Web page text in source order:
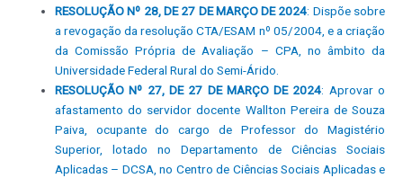
RESOLUÇÃO Nº 28, DE 27 DE MARÇO DE 2024: Dispõe sobre
a revogação da resolução CTA/ESAM nº 05/2004, e a criação
da Comissão Própria de Avaliação – CPA, no âmbito da
Universidade Federal Rural do Semi-Árido.
RESOLUÇÃO Nº 27, DE 27 DE MARÇO DE 2024: Aprovar o
afastamento do servidor docente Wallton Pereira de Souza
Paiva, ocupante do cargo de Professor do Magistério
Superior, lotado no Departamento de Ciências Sociais
Aplicadas – DCSA, no Centro de Ciências Sociais Aplicadas e